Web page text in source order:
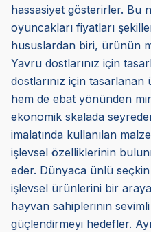
hassasiyet gösterirler. Bu
oyuncakları fiyatları
hususlardan biri, ürünün
Yavru dostlarınız için
dostlarınız için
hem de ebat yönünden
ekonomik skalada
imalatında kullanılan
işlevsel özelliklerinin
eder. Dünyaca ünlü
işlevsel ürünlerini bir
hayvan sahiplerinin
güçlendirmeyi hedefler.